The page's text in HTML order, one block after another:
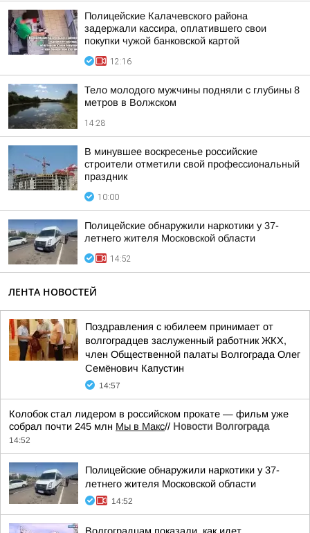
Полицейские Калачевского района
задержали кассира, оплатившего свои
покупки чужой банковской картой
12:16
Тело молодого мужчины подняли с глубины 8
метров в Волжском
14:28
В минувшее воскресенье российские
строители отметили свой профессиональный
праздник
10:00
Полицейские обнаружили наркотики у 37-
летнего жителя Московской области
14:52
ЛЕНТА НОВОСТЕЙ
Поздравления с юбилеем принимает от
волгоградцев заслуженный работник ЖКХ,
член Общественной палаты Волгограда Олег
Семёнович Капустин
14:57
Колобок стал лидером в российском прокате — фильм уже
собрал почти 245 млн Мы в Макс// Новости Волгограда
14:52
Полицейские обнаружили наркотики у 37-
летнего жителя Московской области
14:52